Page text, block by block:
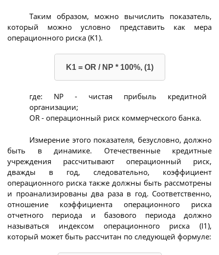
Таким образом, можно вычислить показатель,
который можно условно представить как мера
операционного риска (K1).
K1 = OR / NP * 100%, (1)
где: NP - чистая прибыль кредитной
организации;
OR - операционный риск коммерческого банка.
Измерение этого показателя, безусловно, должно
быть в динамике. Отечественные кредитные
учреждения рассчитывают операционный риск,
дважды в год, следовательно, коэффициент
операционного риска также должны быть рассмотрены
и проанализированы два раза в год. Соответственно,
отношение коэффициента операционного риска
отчетного периода и базового периода должно
называться индексом операционного риска (I1),
который может быть рассчитан по следующей формуле: